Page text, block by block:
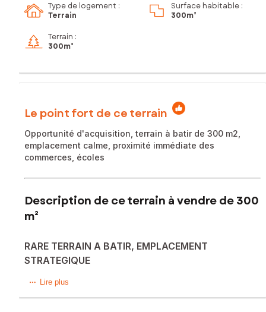
Type de logement :
Terrain
Surface habitable :
300m²
Terrain :
300m²
Le point fort de ce terrain
Opportunité d'acquisition, terrain à batir de 300 m2,
emplacement calme, proximité immédiate des
commerces, écoles
Description de ce terrain à vendre de 300
m²
RARE TERRAIN A BATIR, EMPLACEMENT
STRATEGIQUE
Opportunité A SAISIR – Terrains à bâtir à Pont-Chéruy – À
Lire plus